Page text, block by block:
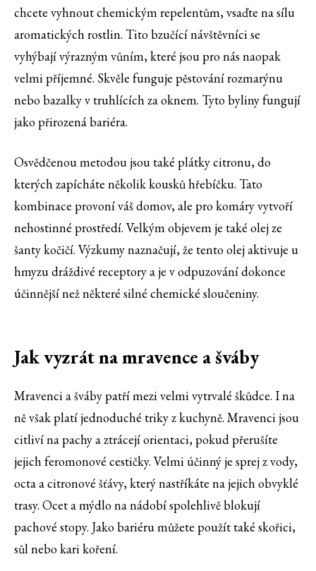
chcete vyhnout chemickým repelentům, vsaďte na sílu
aromatických rostlin. Tito bzučící návštěvníci se
vyhýbají výrazným vůním, které jsou pro nás naopak
velmi příjemné. Skvěle funguje pěstování rozmarýnu
nebo bazalky v truhlících za oknem. Tyto byliny fungují
jako přirozená bariéra.
Osvědčenou metodou jsou také plátky citronu, do
kterých zapícháte několik kousků hřebíčku. Tato
kombinace provoní váš domov, ale pro komáry vytvoří
nehostinné prostředí. Velkým objevem je také olej ze
šanty kočičí. Výzkumy naznačují, že tento olej aktivuje u
hmyzu dráždivé receptory a je v odpuzování dokonce
účinnější než některé silné chemické sloučeniny.
Jak vyzrát na mravence a šváby
Mravenci a šváby patří mezi velmi vytrvalé škůdce. I na
ně však platí jednoduché triky z kuchyně. Mravenci jsou
citliví na pachy a ztrácejí orientaci, pokud přerušíte
jejich feromonové cestičky. Velmi účinný je sprej z vody,
octa a citronové šťávy, který nastříkáte na jejich obvyklé
trasy. Ocet a mýdlo na nádobí spolehlivě blokují
pachové stopy. Jako bariéru můžete použít také skořici,
sůl nebo kari koření.